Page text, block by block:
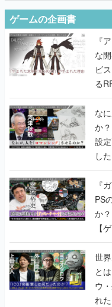
ゲームの企画書
『
な
ビ
る
書】
な
か
設
し
書】
『
PS
か
【
世
と
ウ
れ